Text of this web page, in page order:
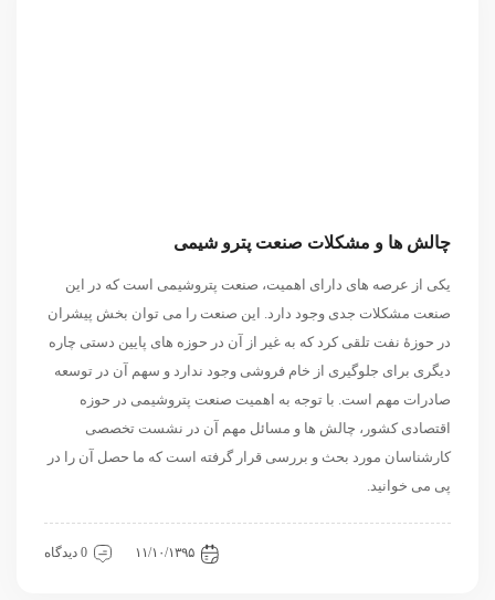
چالش ها و مشکلات صنعت پترو شیمی
یکی از عرصه های دارای اهمیت، صنعت پتروشیمی است که در این
صنعت مشکلات جدی وجود دارد. این صنعت را می توان بخش پیشران
در حوزۀ نفت تلقی کرد که به غیر از آن در حوزه های پایین دستی چاره
دیگری برای جلوگیری از خام فروشی وجود ندارد و سهم آن در توسعه
صادرات مهم است. با توجه به اهمیت صنعت پتروشیمی در حوزه
اقتصادی کشور، چالش ها و مسائل مهم آن در نشست تخصصی
کارشناسان مورد بحث و بررسی قرار گرفته است که ما حصل آن را در
پی می خوانید.
۱۱/۱۰/۱۳۹۵ 0 دیدگاه